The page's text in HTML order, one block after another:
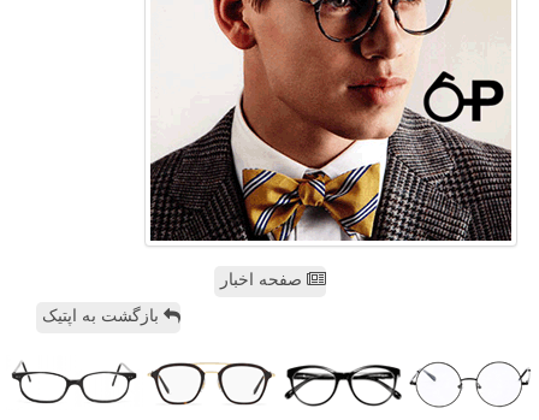
صفحه اخبار
بازگشت به اپتیک